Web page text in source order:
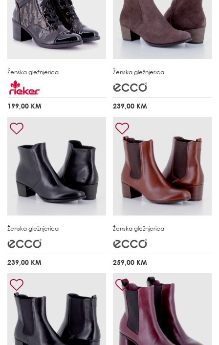
Ženska gležnjerica
199,00 KM
Ženska gležnjerica
239,00 KM
Ženska gležnjerica
239,00 KM
Ženska gležnjerica
259,00 KM